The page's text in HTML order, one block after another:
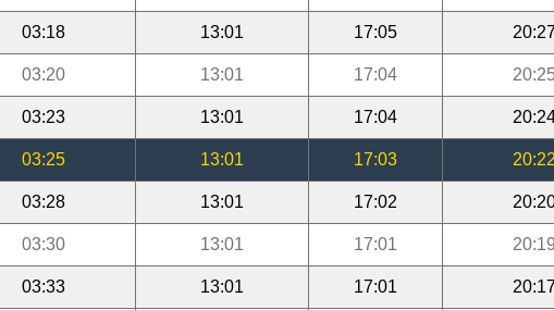
03:18 13:01 17:05 20:27
03:20 13:01 17:04
03:23 13:01 17:04
03:25 13:01 17:03 20:22
03:28 13:01 17:02
03:30 13:01 17:01 20:19
03:33 13:01 17:01 20:17